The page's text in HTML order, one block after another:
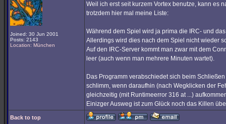
Joined: 30 Jun 2001
Posts: 2143
Location: München
Weil ich erst seit kurzem Vortex benutze, kann es
trotzdem hier mal meine Liste:
Während dem Spiel wird ja prima die IRC- und
Allerdings wird dies nach dem Spiel nicht wieder
Auf den IRC-Server kommt man zwar mit dem
leer (auch wenn man mehrere Minuten wartet).
Das Programm verabschiedet sich beim
schlimm, wenn daraufhin (nach Wegklicken der
gleichzeitig (mit Runtimeerror 316 at ...)
Einizger Ausweg ist zum Glück noch das Killen
Back to top